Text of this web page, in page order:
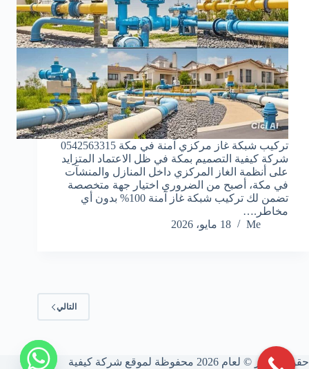
تركيب شبكة غاز مركزي آمنة في مكة 0542563315
شركة كيفية التصميم بمكة في ظل الاعتماد المتزايد
على أنظمة الغاز المركزي داخل المنازل والمنشآت
في مكة، أصبح من الضروري اختيار جهة متخصصة
تضمن لك تركيب شبكة غاز آمنة 100% بدون أي
مخاطر.…
Me
18 مايو، 2026
التالي
حقوق النشر © لعام 2026 محفوظة لموقع شركة كيفية